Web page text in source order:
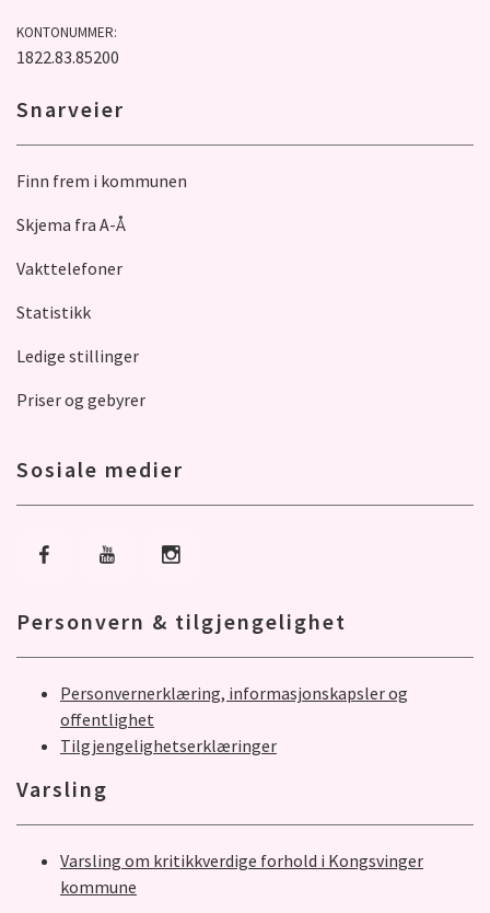
KONTONUMMER:
1822.83.85200
Snarveier
Finn frem i kommunen
Skjema fra A-Å
Vakttelefoner
Statistikk
Ledige stillinger
Priser og gebyrer
Sosiale medier
Gå til Facebook
Gå til YoutubeGå til Instagram
Personvern & tilgjengelighet
Personvernerklæring, informasjonskapsler og
offentlighet
Tilgjengelighetserklæringer
Varsling
Varsling om kritikkverdige forhold i Kongsvinger
kommune